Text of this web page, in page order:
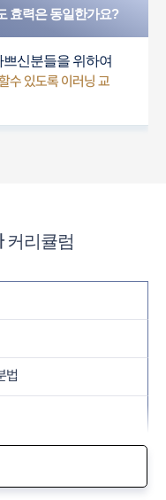
효력은 동일한가요?
신분들을 위하여
수 있도록 이러닝 교
커리큘럼
법​